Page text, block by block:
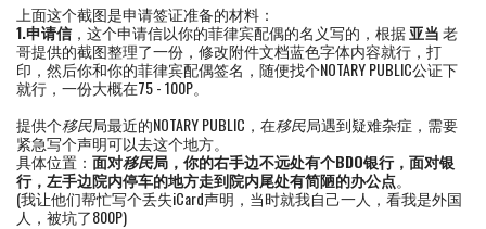
上面这个截图是申请签证准备的材料：
1.申请信 ，这个申请信以你的菲律宾配偶的名义写的，根据亚当老
哥提供的截图整理了一份，修改附件文档蓝色字体内容就行，打
印，然后你和你的菲律宾配偶签名，随便找个NOTARY PUBLIC公证下
就行，一份大概在75 - 100P。
提供个移民局最近的NOTARY PUBLIC，在移民局遇到疑难杂症，需要
紧急写个声明可以去这个地方。
具体位置： 面对移民局，你的右手边不远处有个BDO银行，面对银
行，左手边院内停车的地方走到院内尾处有简陋的办公点。
(我让他们帮忙写个丢失iCard声明，当时就我自己一人，看我是外国
人，被坑了800P)